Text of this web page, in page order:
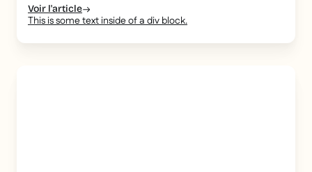
Voir l'article
This is some text inside of a div block.